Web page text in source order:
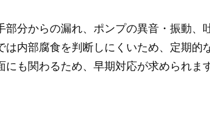
分からの漏れ、ポンプの異音・振動、
内部腐食を判断しにくいため、定期的
も関わるため、早期対応が求められます